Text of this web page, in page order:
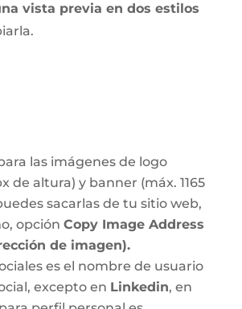
vista previa en dos estilos
las imágenes de logo
de altura) y banner (máx. 1165
sacarlas de tu sitio web,
opción Copy Image Address
de imagen).
es el nombre de usuario
excepto en Linkedin, en